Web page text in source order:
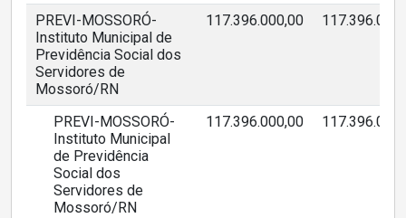
PREVI-MOSSORÓ-
Instituto Municipal de
Previdência Social dos
Servidores de
Mossoró/RN
117.396.000,00
PREVI-MOSSORÓ-
Instituto Municipal
de Previdência
Social dos
Servidores de
Mossoró/RN
117.396.000,00